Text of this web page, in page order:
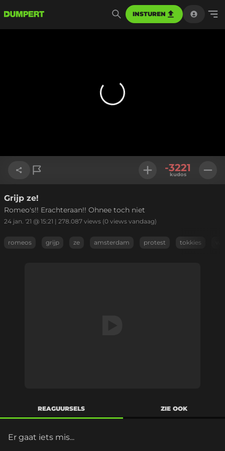
INSTUREN
Link kopiëren
-3221
kudos
Grijp ze!
Romeo's!! Erachteraan!! Ohnee toch niet
24 jan. '21 @ 15:21 | 278.087 views (0 views vandaag)
romeos grijp ze amsterdam protest tokkies
REAGUURSELS ZIE OOK
Er gaat iets mis...